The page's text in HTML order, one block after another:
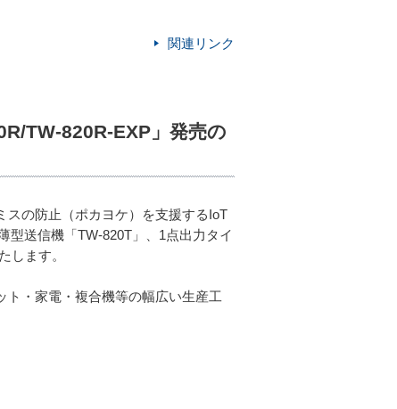
関連リンク
TW-820R-EXP」発売の
の防止（ポカヨケ）を支援するIoT
型送信機「TW-820T」、1点出力タイ
ます。
ト・家電・複合機等の幅広い生産工